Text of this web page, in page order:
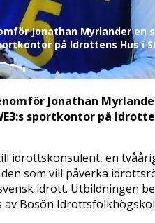
Jonathan Myrlander en
på Idrottens Hus i
Jonathan
sportkontor på
idrottskonsulent, en
som vill påverka
idrott. Utbildningen
av Bosön